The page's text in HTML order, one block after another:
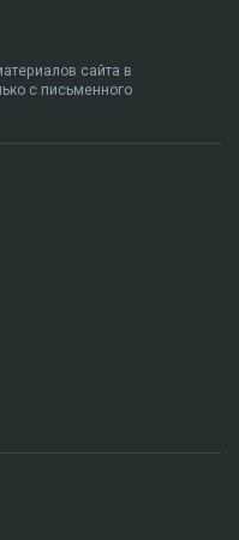
сайта в
с письменного